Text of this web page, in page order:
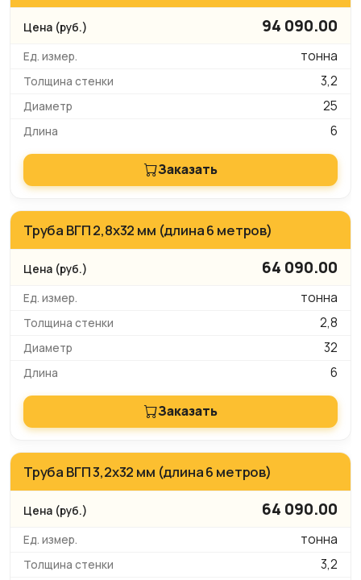
94 090.00
тонна
3,2
25
6
Заказать
Труба ВГП 2,8х32 мм (длина 6 метров)
64 090.00
тонна
2,8
32
6
Заказать
Труба ВГП 3,2х32 мм (длина 6 метров)
64 090.00
тонна
3,2